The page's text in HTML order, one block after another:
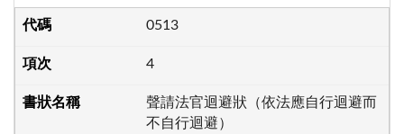
0513
4
聲請法官迴避狀（依法應自行迴避而
不自行迴避）